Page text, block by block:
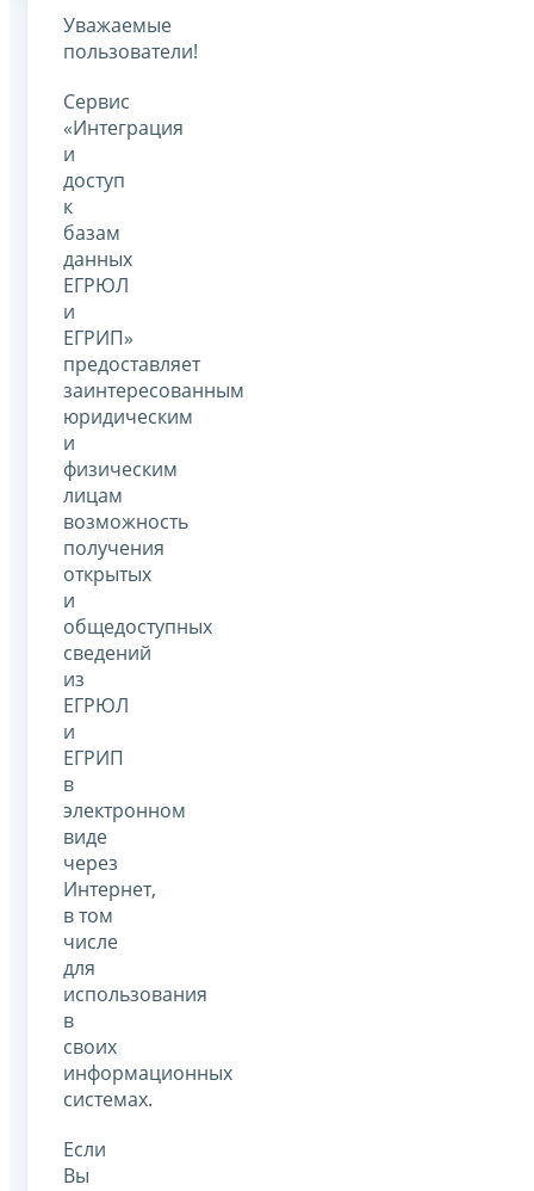
Уважаемые
пользователи!
Сервис
«Интеграция
и
доступ
к
базам
данных
ЕГРЮЛ
и
ЕГРИП»
предоставляет
заинтересованным
юридическим
и
физическим
лицам
возможность
получения
открытых
и
общедоступных
сведений
из
ЕГРЮЛ
и
ЕГРИП
в
электронном
виде
через
Интернет,
в том
числе
для
использования
в
своих
информационных
системах.
Если
Вы